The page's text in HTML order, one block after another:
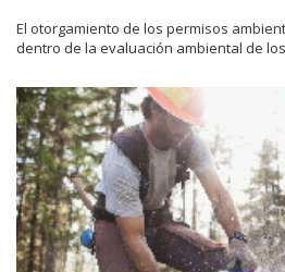
El otorgamiento de los permisos
dentro de la evaluación ambiental de